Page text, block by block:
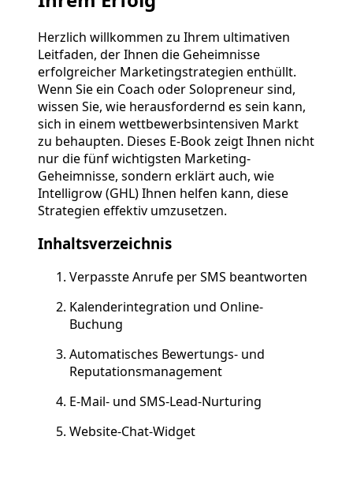
Herzlich willkommen zu Ihrem ultimativen
Leitfaden, der Ihnen die Geheimnisse
erfolgreicher Marketingstrategien enthüllt.
Wenn Sie ein Coach oder Solopreneur sind,
wissen Sie, wie herausfordernd es sein kann,
sich in einem wettbewerbsintensiven Markt
zu behaupten. Dieses E-Book zeigt Ihnen nicht
nur die fünf wichtigsten Marketing-
Geheimnisse, sondern erklärt auch, wie
Intelligrow (GHL) Ihnen helfen kann, diese
Strategien effektiv umzusetzen.
Inhaltsverzeichnis
Verpasste Anrufe per SMS beantworten
Kalenderintegration und Online-
Buchung
Automatisches Bewertungs- und
Reputationsmanagement
E-Mail- und SMS-Lead-Nurturing
Website-Chat-Widget